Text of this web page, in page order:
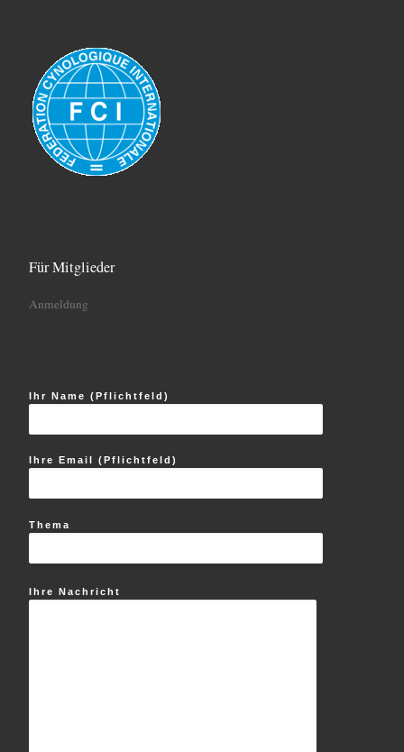
Für Mitglieder
Anmeldung
Ihr Name (Pflichtfeld)
Ihre Email (Pflichtfeld)
Thema
Ihre Nachricht